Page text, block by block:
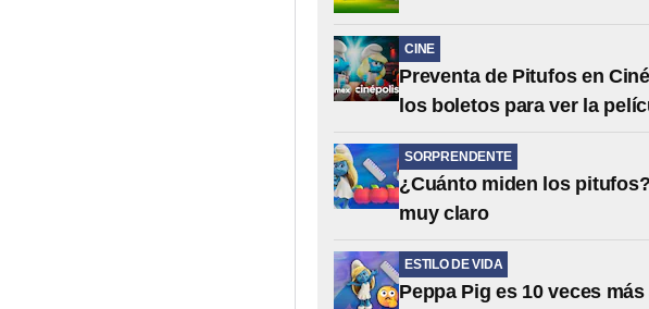
CINE
Preventa de Pitufos en
los boletos para ver la
SORPRENDENTE
¿Cuánto miden los
muy claro
ESTILO DE VIDA
Peppa Pig es 10 veces